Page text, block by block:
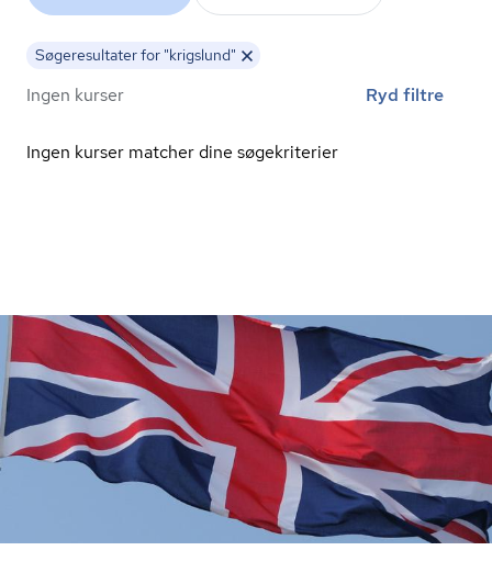
Søgeresultater for "krigslund"
Ingen kurser Ryd filtre
Ingen kurser matcher dine søgekriterier